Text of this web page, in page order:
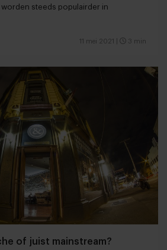
steeds populairder in
11 mei 2021 3 min
of juist mainstream?